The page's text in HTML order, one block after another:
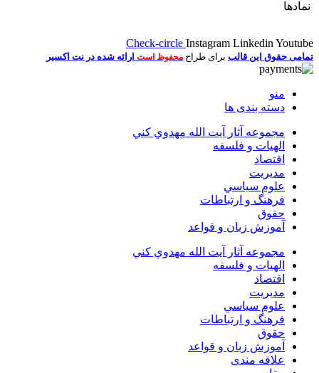
نمادها
Check-circle Instagram Linkedin Youtube
تمامی حقوق این قالب برای طراح محفوظ است ارائه شده در نت اکسیر
منو
دسته بندی ها
مجموعه آثار آيت الله مهدوي كني
الهیات و فلسفه
اقتصاد
مديريت
علوم سياسي
فرهنگ و ارتباطات
حقوق
آموزش زبان و قواعد
مجموعه آثار آيت الله مهدوي كني
الهیات و فلسفه
اقتصاد
مديريت
علوم سياسي
فرهنگ و ارتباطات
حقوق
آموزش زبان و قواعد
علاقه مندی